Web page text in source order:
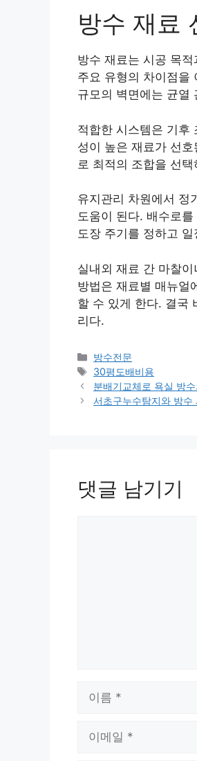
방수 재료
방수 재료는 시공 목
주요 유형의 차이점을
규모의 벽면에는 균열
적합한 시스템은 기후
성이 높은 재료가 선
로 최적의 조합을 선택
유지관리 차원에서 정
도움이 된다. 배수로
도장 주기를 정하고
실내외 재료 간 마찰
방법은 재료별 매뉴얼
할 수 있게 한다. 결국
리다.
카
테
고
리
방수전문
태
그
30평도배비용
분배기교체로 욕실 방
서초구누수탐지와 방수
댓글 남기기